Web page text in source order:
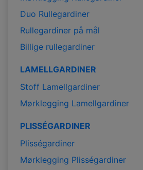
Duo Rullegardiner
Rullegardiner på mål
Billige rullegardiner
LAMELLGARDINER
Stoff Lamellgardiner
Mørklegging Lamellgardiner
PLISSÉGARDINER
Plisségardiner
Mørklegging Plisségardiner